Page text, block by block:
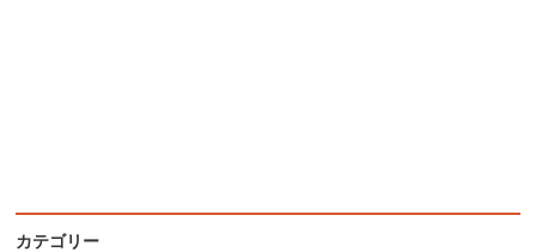
カテゴリー